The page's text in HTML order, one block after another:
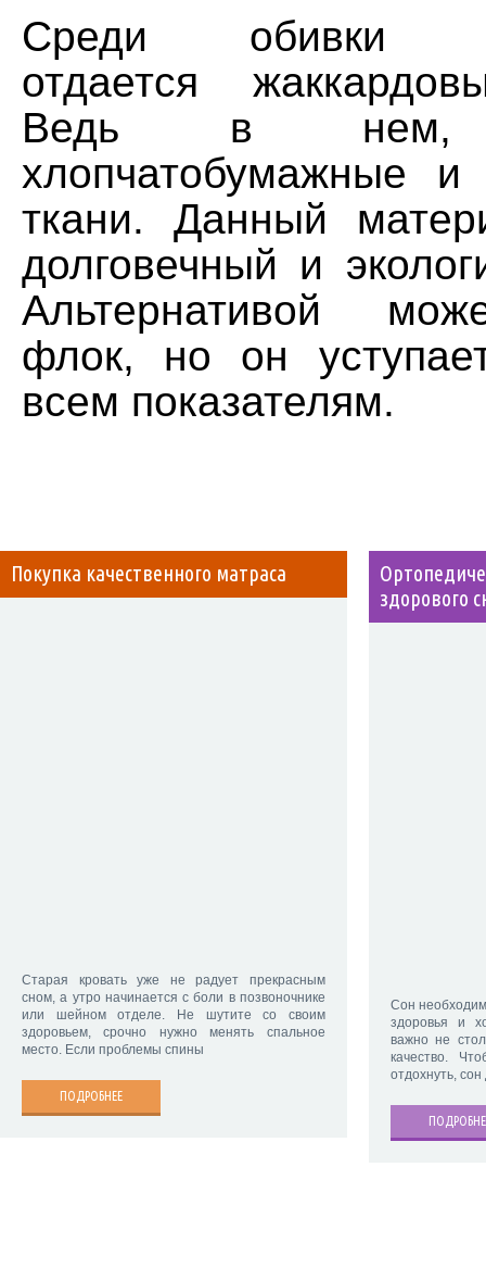
Среди обивки
отдается
Ведь в нем,
хлопчатобумажные и
ткани. Данный
долговечный и
Альтернативой
флок, но он
всем показателям.
Покупка качественного матраса
Старая кровать уже не радует прекрасным
сном, а утро начинается с боли в позвоночнике
или шейном отделе. Не шутите со своим
здоровьем, срочно нужно менять спальное
место. Если проблемы спины
ПОДРОБНЕЕ
здорового
Сон необходим
здоровья и
важно не
качество.
отдохнуть,